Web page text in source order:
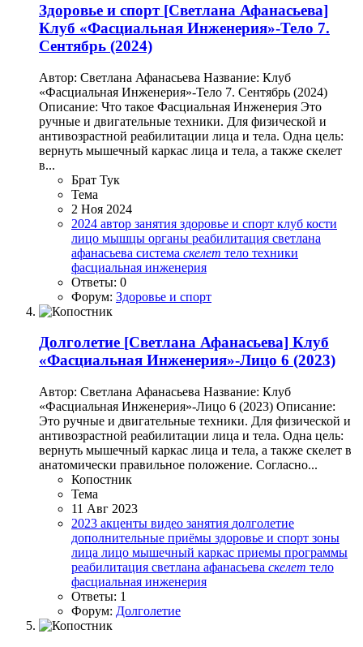
Здоровье и спорт [Светлана Афанасьева]
Клуб «Фасциальная Инженерия»-Тело 7.
Сентябрь (2024)
Автор: Светлана Афанасьева Название: Клуб
«Фасциальная Инженерия»-Тело 7. Сентябрь (2024)
Описание: Что такое Фасциальная Инженерия Это
ручные и двигательные техники. Для физической и
антивозрастной реабилитации лица и тела. Одна цель:
вернуть мышечный каркас лица и тела, а также скелет
в...
Брат Тук
Тема
2 Ноя 2024
2024 автор занятия здоровье и спорт клуб кости
лицо мышцы органы реабилитация светлана
афанасьева система скелет тело техники
фасциальная инженерия
Ответы: 0
Форум: Здоровье и спорт
Долголетие [Светлана Афанасьева] Клуб
«Фасциальная Инженерия»-Лицо 6 (2023)
Автор: Светлана Афанасьева Название: Клуб
«Фасциальная Инженерия»-Лицо 6 (2023) Описание:
Это ручные и двигательные техники. Для физической и
антивозрастной реабилитации лица и тела. Одна цель:
вернуть мышечный каркас лица и тела, а также скелет в
анатомически правильное положение. Согласно...
Копостник
Тема
11 Авг 2023
2023 акценты видео занятия долголетие
дополнительные приёмы здоровье и спорт зоны
лица лицо мышечный каркас приемы программы
реабилитация светлана афанасьева скелет тело
фасциальная инженерия
Ответы: 1
Форум: Долголетие